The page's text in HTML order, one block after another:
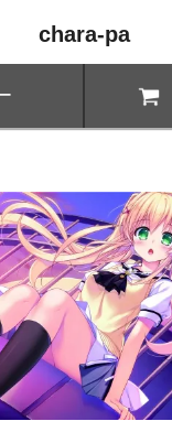
chara-pa